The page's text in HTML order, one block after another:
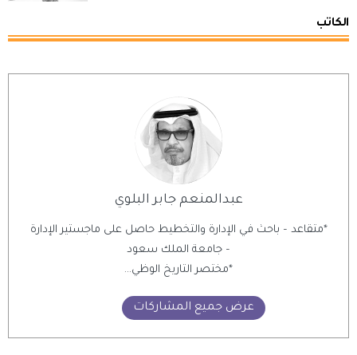
الكاتب
عبدالمنعم جابر البلوي
*متقاعد – باحث في الإدارة والتخطيط حاصل على ماجستير الإدارة
– جامعة الملك سعود
*مختصر التاريخ الوظي...
عرض جميع المشاركات